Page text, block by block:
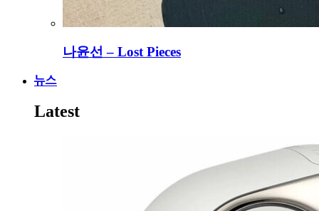
나윤선 – Lost Pieces
뉴스
Latest